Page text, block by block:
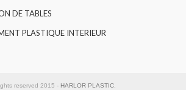
DE TABLES
PLASTIQUE INTERIEUR
reserved 2015 - HARLOR PLASTIC.